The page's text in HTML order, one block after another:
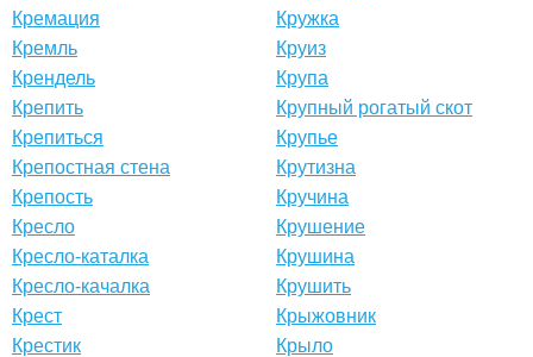
Кремация
Кремль
Крендель
Крепить
Крепиться
Крепостная стена
Крепость
Кресло
Кресло-каталка
Кресло-качалка
Крест
Крестик
Кружка
Круиз
Крупа
Крупный рогатый скот
Крупье
Крутизна
Кручина
Крушение
Крушина
Крушить
Крыжовник
Крыло